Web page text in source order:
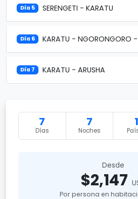
Día 5 SERENGETI - KARATU
Día 6 KARATU - NGORONGORO -
Día 7 KARATU - ARUSHA
7
Días
7
Noches
1
Desde
$2,147
Por persona en